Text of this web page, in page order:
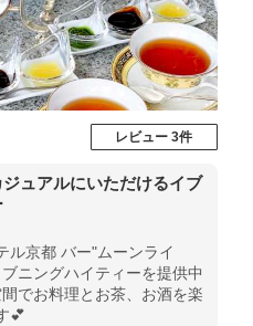
レビュー 3件
ュアルにいただけるイブ
ル京都 バー"ムーンライ
ニングハイティーを提供中
間でお料理とお茶、お酒を楽
💕